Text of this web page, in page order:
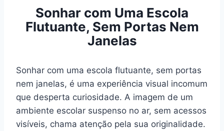
Sonhar com Uma Escola
Flutuante, Sem Portas Nem
Janelas
Sonhar com uma escola flutuante, sem portas
nem janelas, é uma experiência visual incomum
que desperta curiosidade. A imagem de um
ambiente escolar suspenso no ar, sem acessos
visíveis, chama atenção pela sua originalidade.